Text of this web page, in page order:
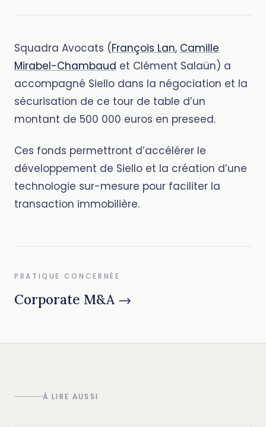
Squadra Avocats (François Lan, Camille
Mirabel-Chambaud et Clément Salaün) a
accompagné Siello dans la négociation et la
sécurisation de ce tour de table d’un
montant de 500 000 euros en preseed.
Ces fonds permettront d’accélérer le
développement de Siello et la création d’une
technologie sur-mesure pour faciliter la
transaction immobilière.
PRATIQUE CONCERNÉE
Corporate M&A →
À LIRE AUSSI